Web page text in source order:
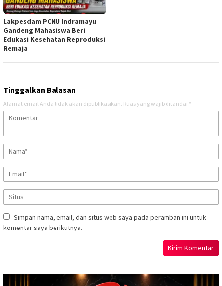
Lakpesdam PCNU Indramayu
Gandeng Mahasiswa Beri
Edukasi Kesehatan Reproduksi
Remaja
Tinggalkan Balasan
Alamat email Anda tidak akan dipublikasikan. Ruas yang wajib ditandai *
Simpan nama, email, dan situs web saya pada peramban ini untuk
komentar saya berikutnya.